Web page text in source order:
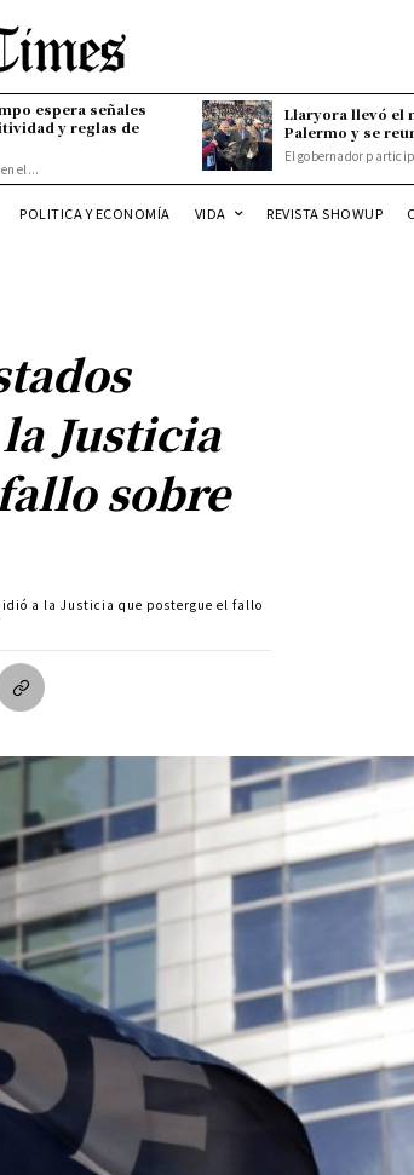
espera señales
y reglas de
el...
Llaryora llevó el
Palermo y se
El gobernador
POLITICA Y ECONOMÍA VIDA REVISTA SHOWUP
Justicia
sobre
a la Justicia que postergue el fallo